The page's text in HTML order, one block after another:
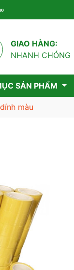
GIAO HÀNG:
NHANH CHÓNG
SẢN PHẨM
màu